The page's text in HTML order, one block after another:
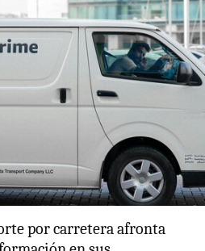
por carretera afronta